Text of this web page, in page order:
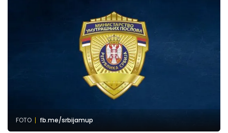
FOTO fb.me/srbijamup